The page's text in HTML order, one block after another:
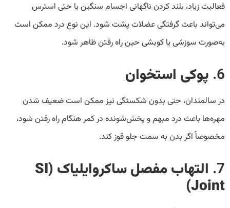
فعالیت زیاد، بلند کردن ناگهانی اجسام سنگین یا حتی استرس
می‌تواند باعث گرفتگی عضلات پشت شود. این نوع درد ممکن است
به‌صورت سوزشی یا کوبشی حین راه رفتن ظاهر شود.
6. پوکی استخوان
در سالمندان، حتی بدون شکستگی نیز ممکن است ضعیف شدن
مهره‌ها باعث درد مبهم و پخش‌شونده در کمر هنگام راه رفتن شود،
مخصوصاً اگر بدن به سمت جلو قوز کند.
7. التهاب مفصل ساکروایلیاک (SI
Joint)